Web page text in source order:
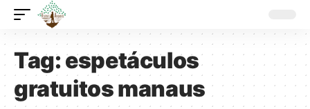
Tag:espetáculos
gratuitos manaus